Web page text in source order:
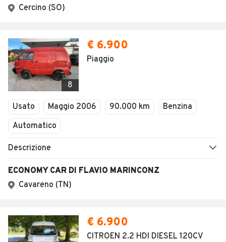
Cercino (SO)
8
€ 6.900
Piaggio
Usato Maggio 2006 90.000 km
Benzina
Automatico
Descrizione
ECONOMY CAR DI FLAVIO MARINCONZ
Cavareno (TN)
€ 6.900
CITROEN 2.2 HDI DIESEL 120CV